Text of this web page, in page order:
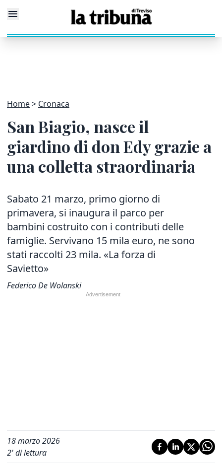
Home Cronaca
San Biagio, nasce il
giardino di don Edy grazie a
una colletta straordinaria
Sabato 21 marzo, primo giorno di
primavera, si inaugura il parco per
bambini costruito con i contributi delle
famiglie. Servivano 15 mila euro, ne sono
stati raccolti 23 mila. «La forza di
Savietto»
Federico De Wolanski
18 marzo 2026
2' di lettura